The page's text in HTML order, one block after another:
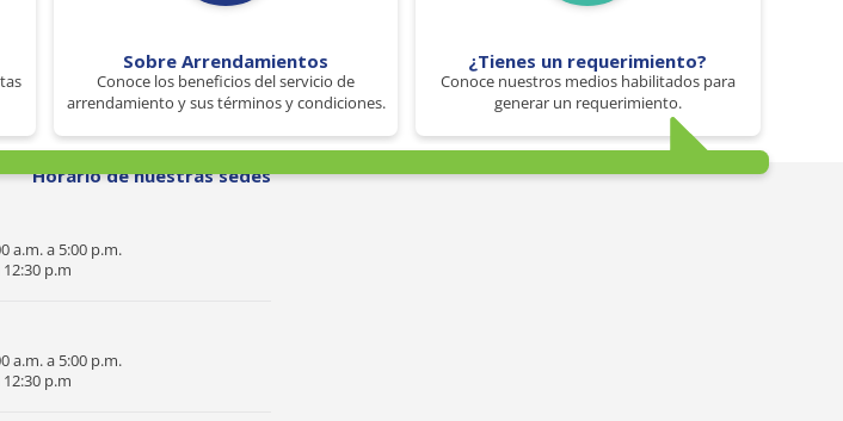
Sobre Arrendamientos
Conoce los beneficios del servicio de
arrendamiento y sus términos y condiciones.
¿Tienes un requerimiento?
Conoce nuestros medios habilitados para
generar un requerimiento.
Horario de nuestras sedes
a.m. a 5:00 p.m.
p.m
a.m. a 5:00 p.m.
p.m